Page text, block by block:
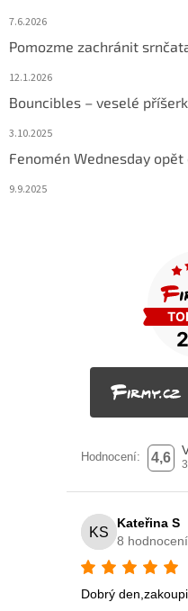
7.6.2026
Pomozme zachránit
12.1.2026
Bouncibles – veselé
3.10.2025
Fenomén Wednesday
9.9.2025